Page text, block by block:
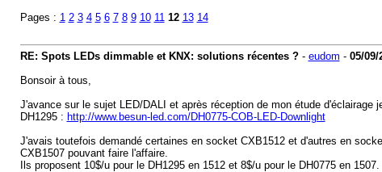
Pages : 1 2 3 4 5 6 7 8 9 10 11 12 13 14
RE: Spots LEDs dimmable et KNX: solutions récentes ?- eudom - 05/09/
Bonsoir à tous,
J'avance sur le sujet LED/DALI et après réception de mon étude
DH1295 : http://www.besun-led.com/DH0775-COB-LED-Downlight
J'avais toutefois demandé certaines en socket CXB1512 et d'autres en
CXB1507 pouvant faire l'affaire.
Ils proposent 10$/u pour le DH1295 en 1512 et 8$/u pour le DH0775 en 1507.